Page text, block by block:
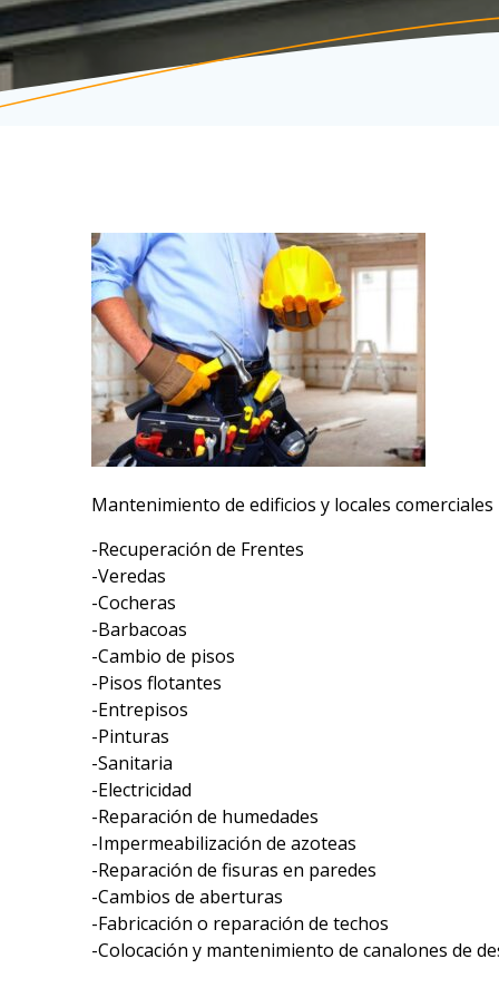
Mantenimiento de edificios y locales comerciales
-Recuperación de Frentes
-Veredas
-Cocheras
-Barbacoas
-Cambio de pisos
-Pisos flotantes
-Entrepisos
-Pinturas
-Sanitaria
-Electricidad
-Reparación de humedades
-Impermeabilización de azoteas
-Reparación de fisuras en paredes
-Cambios de aberturas
-Fabricación o reparación de techos
-Colocación y mantenimiento de canalones de